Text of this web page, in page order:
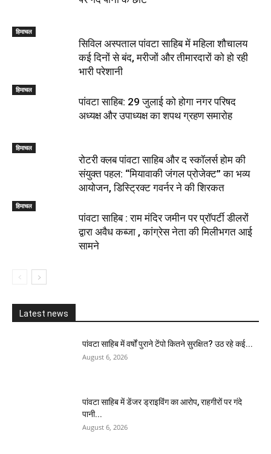
हिमाचल
सिविल अस्पताल पांवटा साहिब में महिला शौचालय
कई दिनों से बंद, मरीजों और तीमारदारों को हो रही
भारी परेशानी
हिमाचल
पांवटा साहिब: 29 जुलाई को होगा नगर परिषद
अध्यक्ष और उपाध्यक्ष का शपथ ग्रहण समारोह
हिमाचल
​रोटरी क्लब पांवटा साहिब और द स्कॉलर्स होम की
संयुक्त पहल: “मियावाकी जंगल प्रोजेक्ट” का भव्य
आयोजन, डिस्ट्रिक्ट गवर्नर ने की शिरकत
हिमाचल
पांवटा साहिब : राम मंदिर जमीन पर प्रॉपर्टी डीलरों
द्वारा अवैध कब्जा , कांग्रेस नेता की मिलीभगत आई
सामने
Latest news
पांवटा साहिब में वर्षों पुराने टेंपो कितने सुरक्षित? उठ रहे कई...
August 6, 2026
पांवटा साहिब में डेंजर ड्राइविंग का आरोप, राहगीरों पर गंदे
पानी...
August 6, 2026